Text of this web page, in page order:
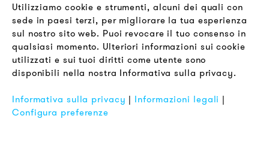
LEGALE
Termini & Condizioni
Informativa sulla Privacy
Impronta
Utilizziamo cookie e strumenti, alcuni dei quali con
sede in paesi terzi, per migliorare la tua esperienza
sul nostro sito web. Puoi revocare il tuo consenso in
qualsiasi momento. Ulteriori informazioni sui cookie
utilizzati e sui tuoi diritti come utente sono
disponibili nella nostra Informativa sulla privacy.
Informativa sulla privacy | Informazioni legali |
Configura preferenze